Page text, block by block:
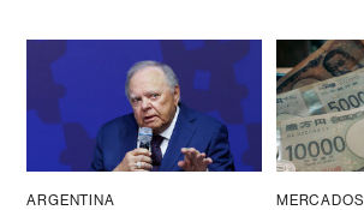
ARGENTINA MERCADOS